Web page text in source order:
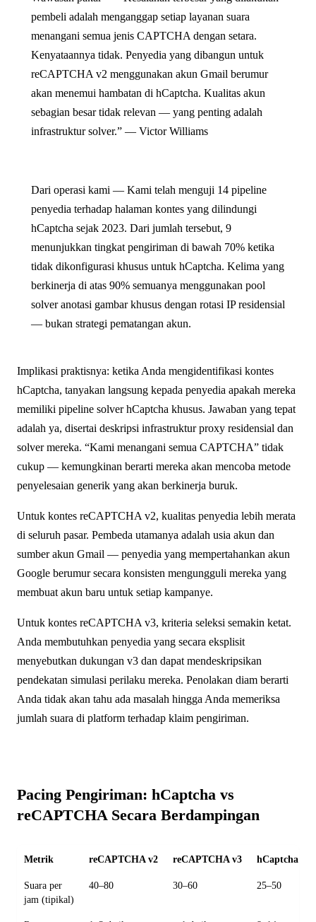
pembeli adalah menganggap setiap layanan suara
menangani semua jenis CAPTCHA dengan setara.
Kenyataannya tidak. Penyedia yang dibangun untuk
reCAPTCHA v2 menggunakan akun Gmail berumur
akan menemui hambatan di hCaptcha. Kualitas akun
sebagian besar tidak relevan — yang penting adalah
infrastruktur solver.” — Victor Williams
Dari operasi kami — Kami telah menguji 14 pipeline
penyedia terhadap halaman kontes yang dilindungi
hCaptcha sejak 2023. Dari jumlah tersebut, 9
menunjukkan tingkat pengiriman di bawah 70% ketika
tidak dikonfigurasi khusus untuk hCaptcha. Kelima yang
berkinerja di atas 90% semuanya menggunakan pool
solver anotasi gambar khusus dengan rotasi IP residensial
— bukan strategi pematangan akun.
Implikasi praktisnya: ketika Anda mengidentifikasi kontes
hCaptcha, tanyakan langsung kepada penyedia apakah mereka
memiliki pipeline solver hCaptcha khusus. Jawaban yang tepat
adalah ya, disertai deskripsi infrastruktur proxy residensial dan
solver mereka. “Kami menangani semua CAPTCHA” tidak
cukup — kemungkinan berarti mereka akan mencoba metode
penyelesaian generik yang akan berkinerja buruk.
Untuk kontes reCAPTCHA v2, kualitas penyedia lebih merata
di seluruh pasar. Pembeda utamanya adalah usia akun dan
sumber akun Gmail — penyedia yang mempertahankan akun
Google berumur secara konsisten mengungguli mereka yang
membuat akun baru untuk setiap kampanye.
Untuk kontes reCAPTCHA v3, kriteria seleksi semakin ketat.
Anda membutuhkan penyedia yang secara eksplisit
menyebutkan dukungan v3 dan dapat mendeskripsikan
pendekatan simulasi perilaku mereka. Penolakan diam berarti
Anda tidak akan tahu ada masalah hingga Anda memeriksa
jumlah suara di platform terhadap klaim pengiriman.
Pacing Pengiriman: hCaptcha vs
reCAPTCHA Secara Berdampingan
Metrik reCAPTCHA v2 reCAPTCHA v3 hCaptcha
Suara per
jam (tipikal)
40–80 30–60 25–50